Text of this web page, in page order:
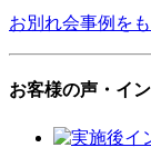
お別れ会事例を
お客様の声・イ